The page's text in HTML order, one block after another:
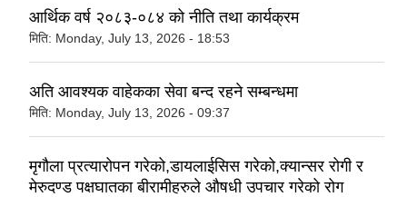
आर्थिक वर्ष २०८३-०८४ को नीति तथा कार्यक्रम
मिति: Monday, July 13, 2026 - 18:53
अति आवश्यक वाहेकका सेवा बन्द रहने सम्बन्धमा
मिति: Monday, July 13, 2026 - 09:37
मृगौला प्रत्यारोपन गरेको,डायलाईसिस गरेको,क्यान्सर रोगी र
मेरुदण्ड पक्षघातका बीरामीहरुले औषधी उपचार गरेको रोग